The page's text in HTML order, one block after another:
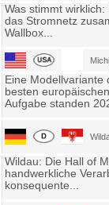
Was stimmt
das Stromnetz
Wallbox...
Eine Modellvariante
besten
Aufgabe standen
Wildau: Die Hall of
handwerkliche
konsequente...